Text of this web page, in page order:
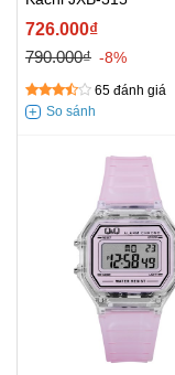
726.000₫
790.000₫ -8%
65 đánh giá